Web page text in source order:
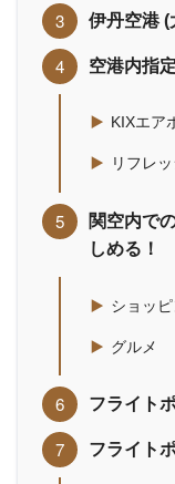
伊丹空港 (
空港内指
KIXエア
リフレ
関空内で
しめる！
ショッ
グルメ
フライト
フライト